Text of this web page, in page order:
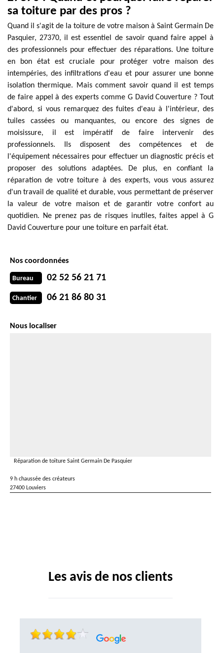
sa toiture par des pros ?
Quand il s'agit de la toiture de votre maison à Saint Germain De
Pasquier, 27370, il est essentiel de savoir quand faire appel à
des professionnels pour effectuer des réparations. Une toiture
en bon état est cruciale pour protéger votre maison des
intempéries, des infiltrations d'eau et pour assurer une bonne
isolation thermique. Mais comment savoir quand il est temps
de faire appel à des experts comme G David Couverture ? Tout
d'abord, si vous remarquez des fuites d'eau à l'intérieur, des
tuiles cassées ou manquantes, ou encore des signes de
moisissure, il est impératif de faire intervenir des
professionnels. Ils disposent des compétences et de
l'équipement nécessaires pour effectuer un diagnostic précis et
proposer des solutions adaptées. De plus, en confiant la
réparation de votre toiture à des experts, vous vous assurez
d'un travail de qualité et durable, vous permettant de préserver
la valeur de votre maison et de garantir votre confort au
quotidien. Ne prenez pas de risques inutiles, faites appel à G
David Couverture pour une toiture en parfait état.
Nos coordonnées
Bureau 02 52 56 21 71
Chantier 06 21 86 80 31
Nous localiser
Réparation de toiture Saint Germain De Pasquier
9 h chaussée des créateurs
27400 Louviers
Les avis de nos clients